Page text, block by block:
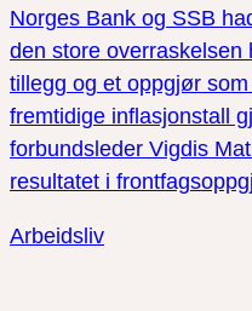
Norges Bank og SSB
den store overraskelsen
tillegg og et oppgjør
fremtidige inflasjonstall
forbundsleder Vigdis
resultatet i
Arbeidsliv